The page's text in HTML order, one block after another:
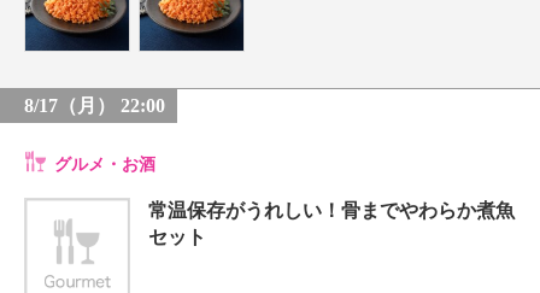
8/17（月） 22:00
グルメ・お酒
常温保存がうれしい！骨までやわらか煮魚
セット